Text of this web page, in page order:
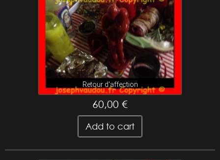
Retour d'affection
60,00 €
Add to cart